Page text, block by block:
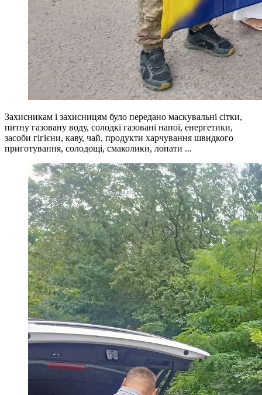
Захисникам і захисницям було передано маскувальні сітки,
питну газовану воду, солодкі газовані напої, енергетики,
засоби гігієни, каву, чай, продукти харчування швидкого
приготування, солодощі, смаколики, лопати ...